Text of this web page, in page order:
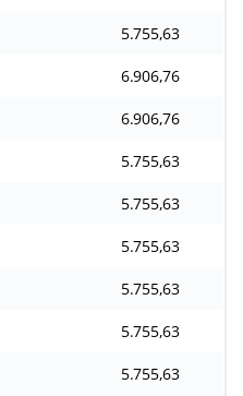
5.755,63
6.906,76
6.906,76
5.755,63
5.755,63
5.755,63
5.755,63
5.755,63
5.755,63